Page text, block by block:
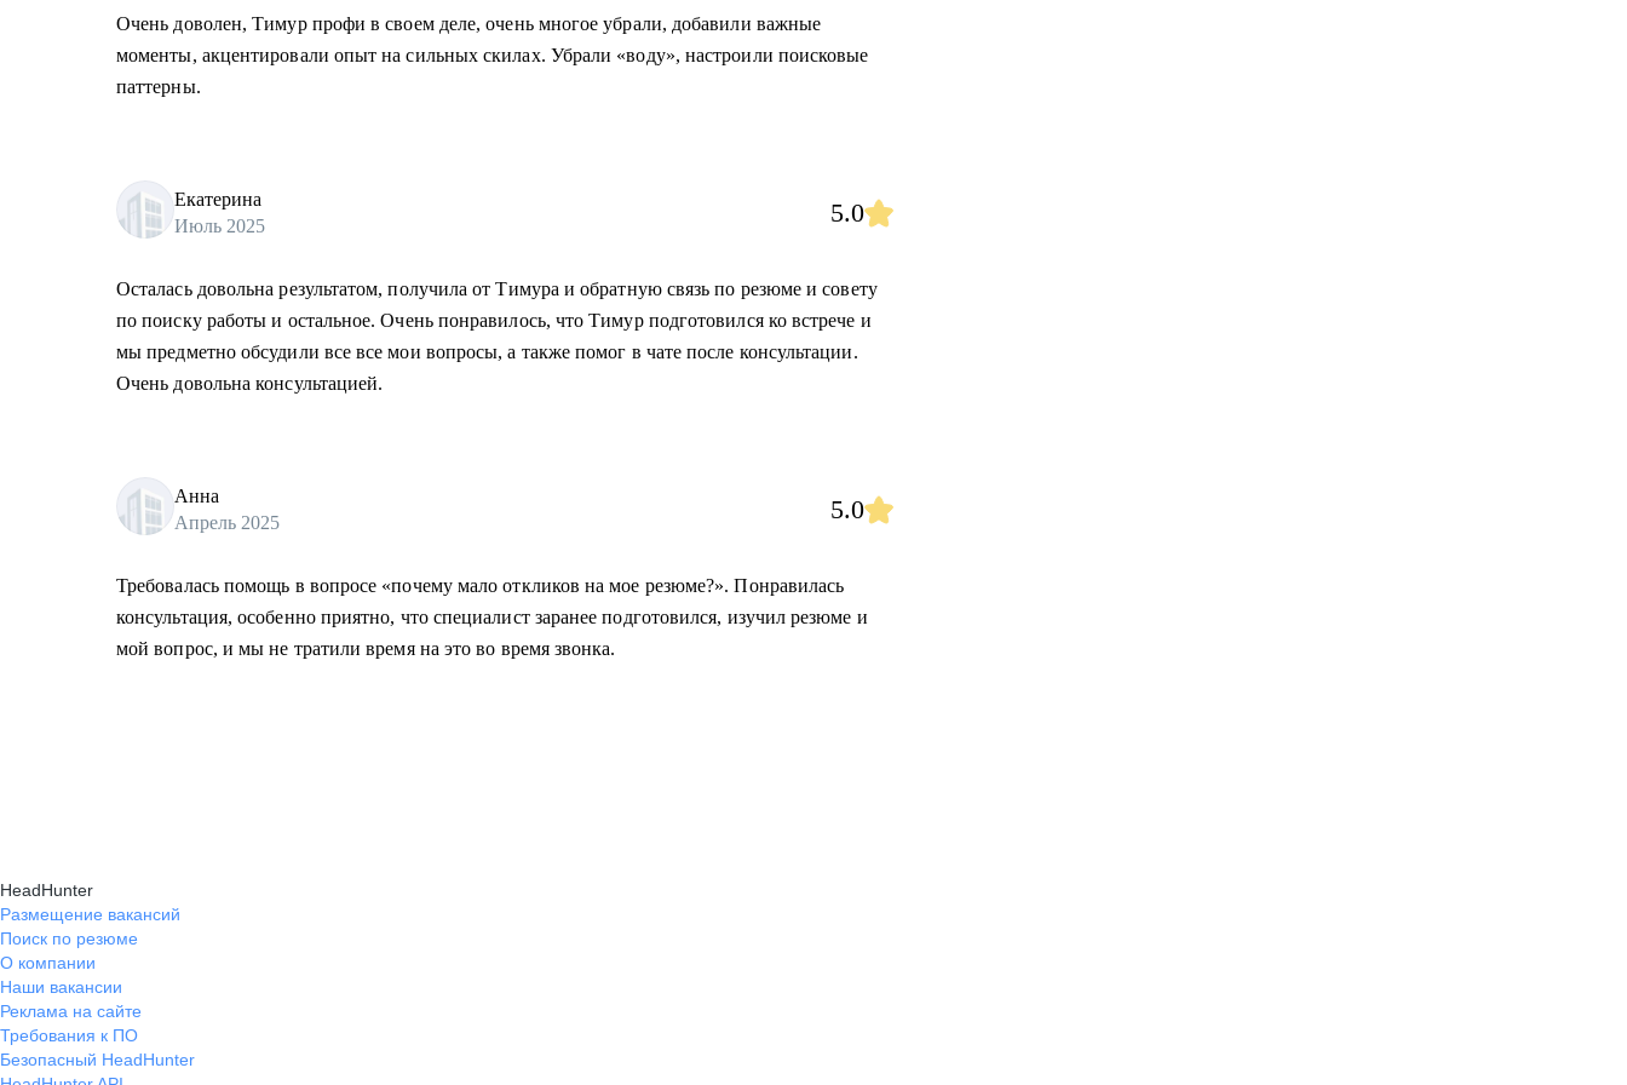
Очень доволен, Тимур профи в своем деле, очень многое убрали, добавили важные
моменты, акцентировали опыт на сильных скилах. Убрали «воду», настроили поисковые
паттерны.
Екатерина
Июль 2025
5.0
Осталась довольна результатом, получила от Тимура и обратную связь по резюме и совету
по поиску работы и остальное. Очень понравилось, что Тимур подготовился ко встрече и
мы предметно обсудили все все мои вопросы, а также помог в чате после консультации.
Очень довольна консультацией.
Анна
Апрель 2025
5.0
Требовалась помощь в вопросе «почему мало откликов на мое резюме?». Понравилась
консультация, особенно приятно, что специалист заранее подготовился, изучил резюме и
мой вопрос, и мы не тратили время на это во время звонка.
HeadHunter
Размещение вакансий
Поиск по резюме
О компании
Наши вакансии
Реклама на сайте
Требования к ПО
Безопасный HeadHunter